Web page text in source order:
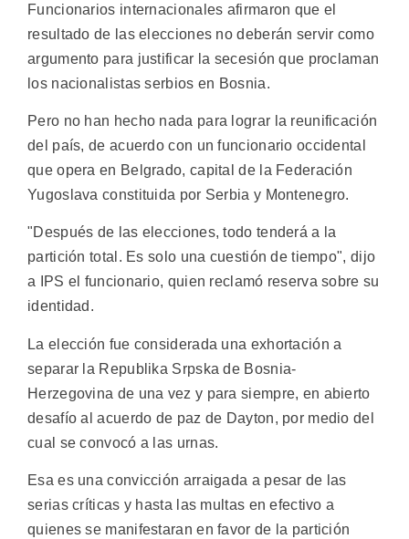
Funcionarios internacionales afirmaron que el
resultado de las elecciones no deberán servir como
argumento para justificar la secesión que proclaman
los nacionalistas serbios en Bosnia.
Pero no han hecho nada para lograr la reunificación
del país, de acuerdo con un funcionario occidental
que opera en Belgrado, capital de la Federación
Yugoslava constituida por Serbia y Montenegro.
"Después de las elecciones, todo tenderá a la
partición total. Es solo una cuestión de tiempo", dijo
a IPS el funcionario, quien reclamó reserva sobre su
identidad.
La elección fue considerada una exhortación a
separar la Republika Srpska de Bosnia-
Herzegovina de una vez y para siempre, en abierto
desafío al acuerdo de paz de Dayton, por medio del
cual se convocó a las urnas.
Esa es una convicción arraigada a pesar de las
serias críticas y hasta las multas en efectivo a
quienes se manifestaran en favor de la partición